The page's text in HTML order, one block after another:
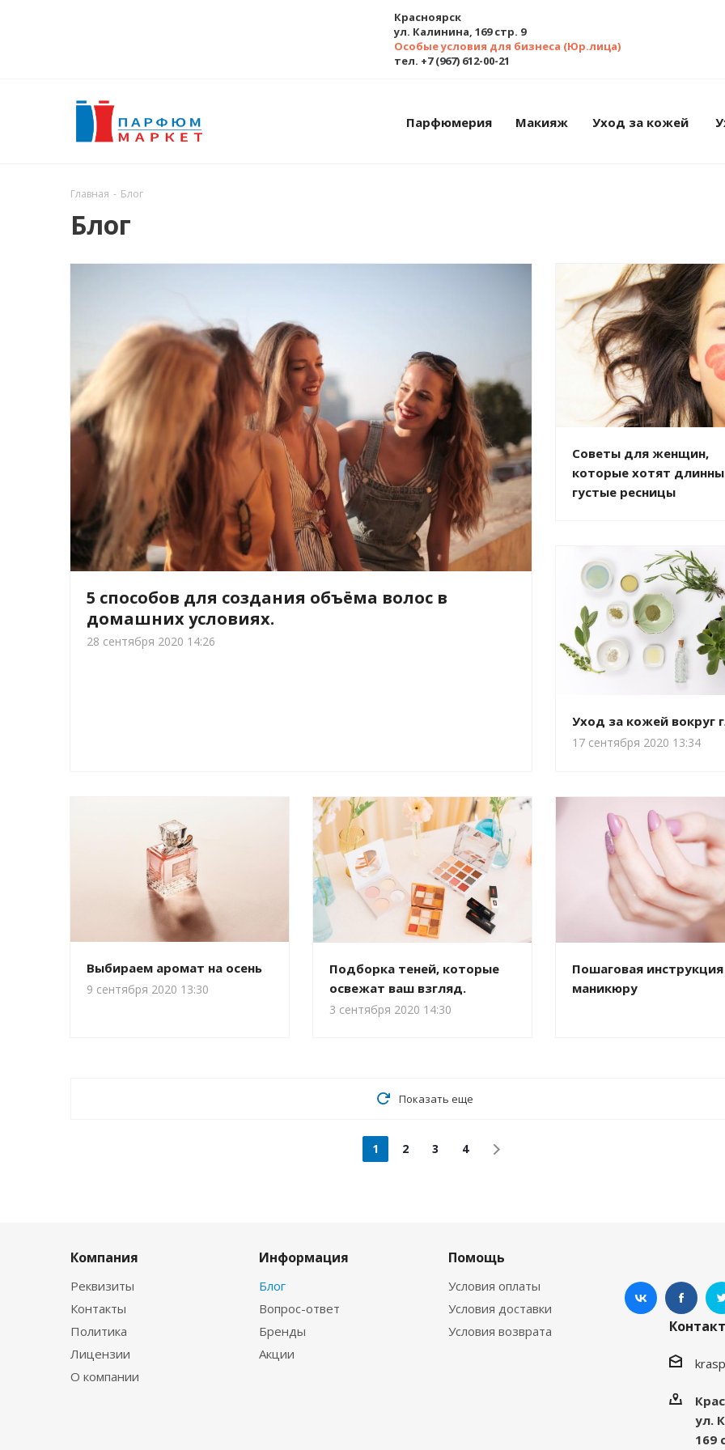
Красноярск
ул. Калинина, 169 стр. 9
Особые условия для бизнеса (Юр.лица)
тел. +7 (967) 612-00-21
Парфюмерия Макияж Уход за кожей
Главная - Блог
Блог
5 способов для создания объёма волос в
домашних условиях.
28 сентября 2020 14:26
Советы для женщин,
которые хотят
густые ресницы
Уход за кожей вокруг
17 сентября 2020 13:34
Выбираем аромат на осень
9 сентября 2020 13:30
Подборка теней, которые
освежат ваш взгляд.
3 сентября 2020 14:30
Пошаговая
маникюру
Показать еще
1 2 3 4
Компания
Реквизиты
Контакты
Политика
Лицензии
О компании
Информация
Блог
Вопрос-ответ
Бренды
Акции
Помощь
Условия оплаты
Условия доставки
Условия возврата
ул.
169